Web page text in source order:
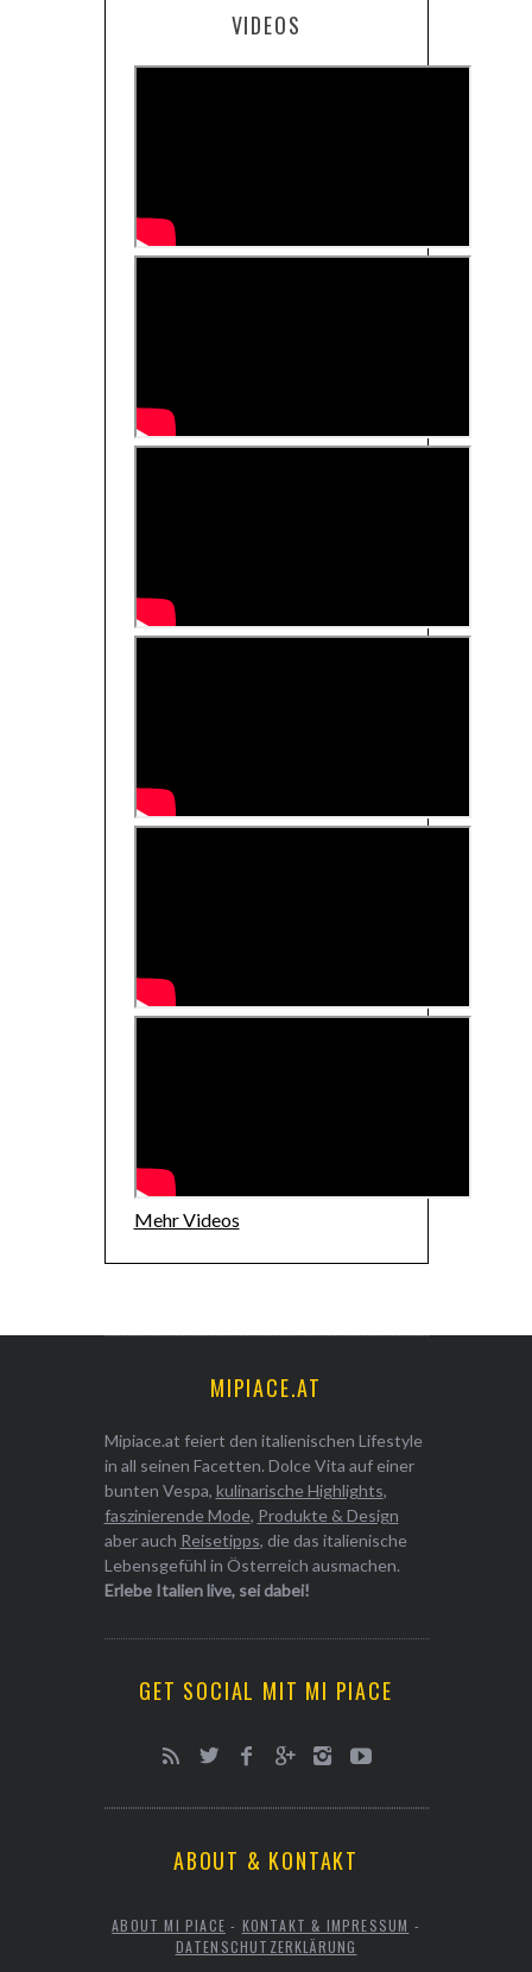
VIDEOS
Mehr Videos
MIPIACE.AT
Mipiace.at feiert den italienischen Lifestyle
in all seinen Facetten. Dolce Vita auf einer
bunten Vespa, kulinarische Highlights,
faszinierende Mode, Produkte & Design
aber auch Reisetipps, die das italienische
Lebensgefühl in Österreich ausmachen.
Erlebe Italien live, sei dabei!
GET SOCIAL MIT MI PIACE
ABOUT & KONTAKT
ABOUT MI PIACE - KONTAKT & IMPRESSUM -
DATENSCHUTZERKLÄRUNG